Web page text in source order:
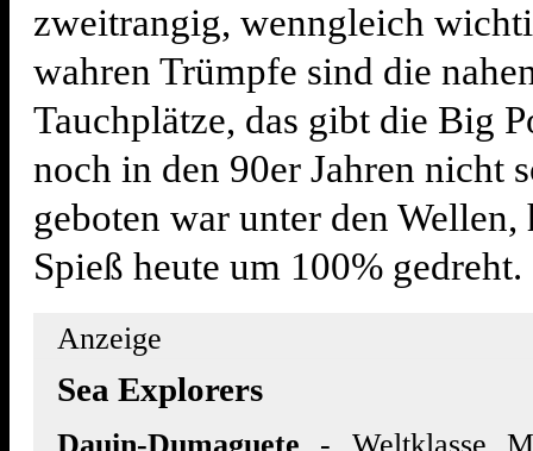
zweitrangig, wenngleich
wahren Trümpfe sind die
Tauchplätze, das gibt die Big
noch in den 90er Jahren nicht
geboten war unter den Wellen,
Spieß heute um 100% gedreht.
Anzeige
Sea Explorers